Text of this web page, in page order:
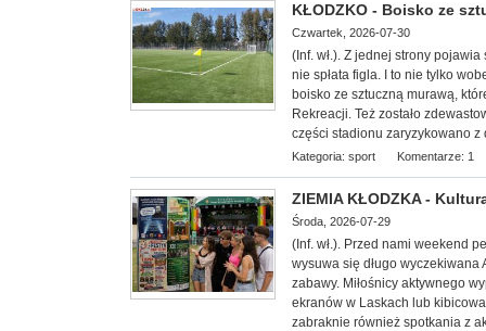
KŁODZKO - Boisko ze
Czwartek, 2026-07-30
(Inf. wł.). Z jednej strony
nie spłata figla. I to nie tylko
boisko ze sztuczną murawą,
Rekreacji. Też zostało
części stadionu zaryzykowano
Kategoria: sport Komentarze: 1
ZIEMIA KŁODZKA -
Środa, 2026-07-29
(Inf. wł.). Przed nami weekend
wysuwa się długo
zabawy. Miłośnicy aktywnego
ekranów w Laskach lub
zabraknie również spotkania z